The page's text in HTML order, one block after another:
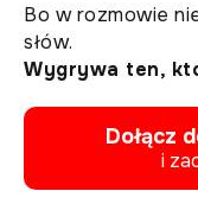
Bo w rozmowie
słów.
Wygrywa ten,
Dołącz
i